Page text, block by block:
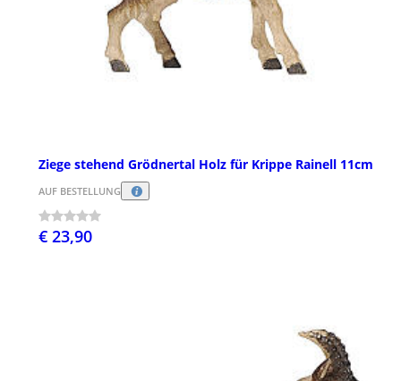
Ziege stehend Grödnertal Holz für Krippe Rainell 11cm
AUF BESTELLUNG
€ 23,90